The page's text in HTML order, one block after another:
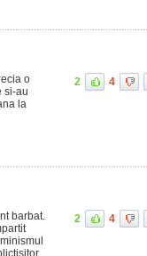
o
si-au
la
2 4
barbat.
2 4